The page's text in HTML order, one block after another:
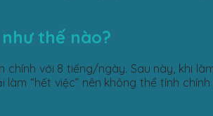
thế nào?
với 8 tiếng/ngày. Sau này, khi
“hết việc” nên không thể tính